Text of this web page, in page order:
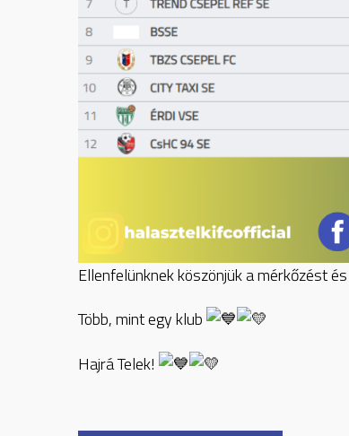
Ellenfelünknek köszönjük a mérkőzést
Több, mint egy klub
Hajrá Telek!